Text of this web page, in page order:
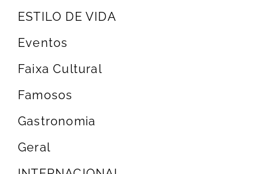
ESTILO DE VIDA
Eventos
Faixa Cultural
Famosos
Gastronomia
Geral